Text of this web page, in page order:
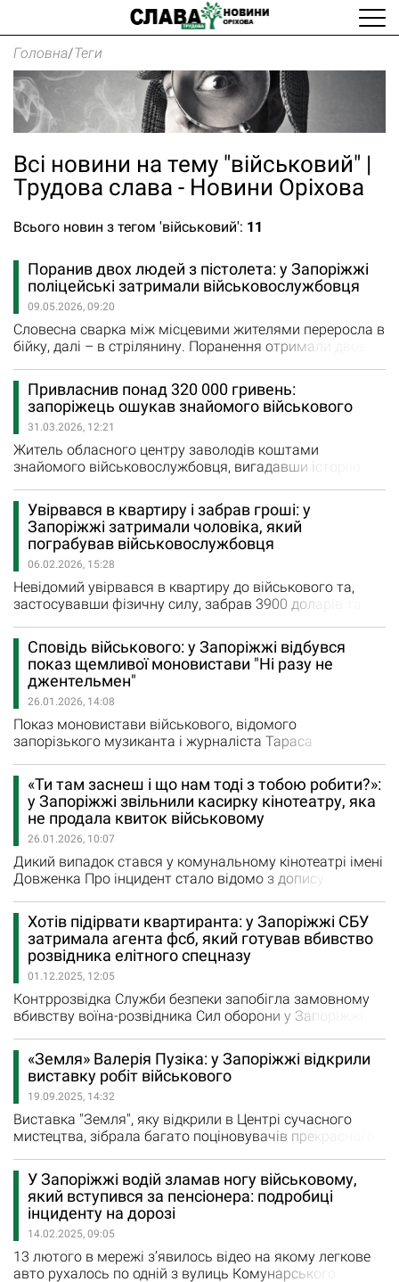
Головна/Теги
Всі новини на тему "військовий" |
Трудова слава - Новини Оріхова
Всього новин з тегом 'військовий': 11
Поранив двох людей з пістолета: у Запоріжжі
поліцейські затримали військовослужбовця
09.05.2026, 09:20
Словесна сварка між місцевими жителями переросла в
бійку, далі – в стрілянину. Поранення отримали двоє
чоловік. Їх госпіталізовано. Чоловіка, який застосував
зброю, затримали. За цим фактом розпочато
кримінальне провадження. Як повідомляє відділ
комунікації ГУНП в Запорізькій області, інформація
про…
Привласнив понад 320 000 гривень:
запоріжець ошукав знайомого військового
31.03.2026, 12:21
Житель обласного центру заволодів коштами
знайомого військовослужбовця, вигадавши історію
Німеччині. Як зазначає відділ комунікації ГУНП в
Запорізькій області, використовуючи персональні дані
потерпілого, фігурант також оформив на воїна низку
онлайн-кредитів. Зловмиснику загрожує до 8 років
в'язниці. «Слідчі…
Увірвався в квартиру і забрав гроші: у
Запоріжжі затримали чоловіка, який
пограбував військовослужбовця
06.02.2026, 15:28
Невідомий увірвався в квартиру до військового та,
застосувавши фізичну силу, забрав 3900 доларів та
оперативники. Як повідомляє відділ комунікації
Головного управління Нацполіції Запорізької області,
злочин розкрили оперативники та слідчі відділу поліції
№ 5 (Хортицький) Запорізького райуправління поліції
"У результаті…
Сповідь військового: у Запоріжжі відбувся
показ щемливої моновистави "Ні разу не
джентельмен"
26.01.2026, 14:08
Показ моновистави військового, відомого
запорізького музиканта і журналіста Тараса
театру-лабораторії «Vie», який входить до театральної
платформи “Дім актора”. Перед показом про цей
проєкт та головного героя моновистави розповіли
директорка Дому актора Ольга Донік та керівник…
«Ти там заснеш і що нам тоді з тобою робити?»:
у Запоріжжі звільнили касирку кінотеатру, яка
не продала квиток військовому
26.01.2026, 10:07
Дикий випадок стався у комунальному кінотеатрі імені
Довженка Про інцидент стало відомо з допису
військовослужбовець, який уперше за чотири роки
отримав відпустку, прийшов до кінотеатру ім.
Довженка, щоб відвідати сеанс. Однак касирка
відмовилась продати йому квиток, пояснивши це
фразою: «Ти там заснеш і що нам тоді з…
Хотів підірвати квартиранта: у Запоріжжі СБУ
затримала агента фсб, який готував вбивство
розвідника елітного спецназу
01.12.2025, 12:05
Контррозвідка Служби безпеки запобігла замовному
вбивству воїна-розвідника Сил оборони у Запоріжжі.
результатами дій на випередження у місті затримано
агента фсб, який готував ліквідацію бійця елітного
розвідпідрозділу Десантно-штурмових військ ЗСУ.
"Зловмисник намагався закласти саморобний
вибуховий пристрій…
«Земля» Валерія Пузіка: у Запоріжжі відкрили
виставку робіт військового
19.09.2025, 14:32
Виставка "Земля", яку відкрили в Центрі сучасного
мистецтва, зібрала багато поціновувачів прекрасного.
художник, режисер і сценарист. Автор художньої прози
та нон-фікшн про війну й сучасний досвід, учасник
багатьох виставок живопису та графіки в Україні й за
кордоном; працював у кіно та телебаченні (Babylon’13,…
У Запоріжжі водій зламав ногу військовому,
який вступився за пенсіонера: подробиці
інциденту на дорозі
14.02.2025, 09:05
13 лютого в мережі з’явилось відео на якому легкове
авто рухалось по одній з вулиць Комунарського